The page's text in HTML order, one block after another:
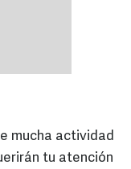
mucha actividad
tu atención